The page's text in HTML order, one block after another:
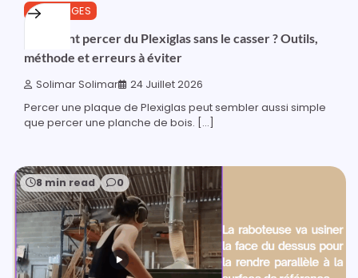
OUTILLAGES
Comment percer du Plexiglas sans le casser ? Outils,
méthode et erreurs à éviter
Solimar Solimar 24 Juillet 2026
Percer une plaque de Plexiglas peut sembler aussi simple
que percer une planche de bois. […]
8 min read 0